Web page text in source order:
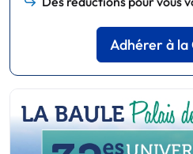
Adhérer à la